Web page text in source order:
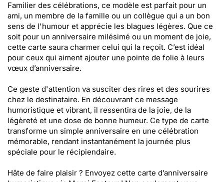
Familier des célébrations, ce modèle est parfait pour un
ami, un membre de la famille ou un collègue qui a un bon
sens de l'humour et apprécie les blagues légères. Que ce
soit pour un anniversaire milésimé ou un moment de joie,
cette carte saura charmer celui qui la reçoit. C’est idéal
pour ceux qui aiment ajouter une pointe de folie à leurs
vœux d’anniversaire.
Ce geste d'attention va susciter des rires et des sourires
chez le destinataire. En découvrant ce message
humoristique et vibrant, il ressentira de la joie, de la
légèreté et une dose de bonne humeur. Ce type de carte
transforme un simple anniversaire en une célébration
mémorable, rendant instantanément la journée plus
spéciale pour le récipiendaire.
Hâte de faire plaisir ? Envoyez cette carte d’anniversaire